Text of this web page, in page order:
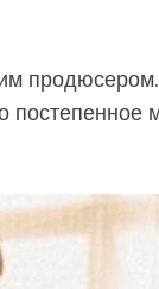
постепенное